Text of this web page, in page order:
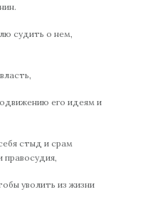
судить о нем,
его идеям и
стыд и срам
правосудия,
уволить из жизни